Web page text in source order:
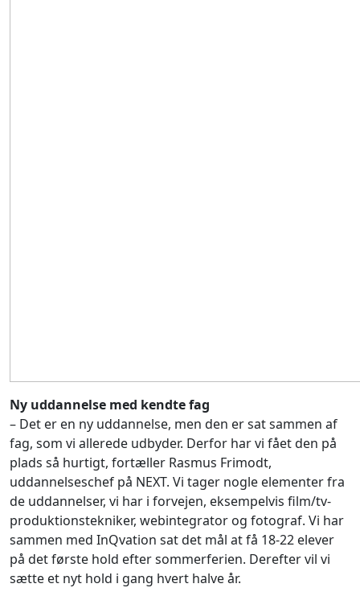
Ny uddannelse med kendte fag
– Det er en ny uddannelse, men den er sat sammen af
fag, som vi allerede udbyder. Derfor har vi fået den på
plads så hurtigt, fortæller Rasmus Frimodt,
uddannelseschef på NEXT. Vi tager nogle elementer fra
de uddannelser, vi har i forvejen, eksempelvis film/tv-
produktionstekniker, webintegrator og fotograf. Vi har
sammen med InQvation sat det mål at få 18-22 elever
på det første hold efter sommerferien. Derefter vil vi
sætte et nyt hold i gang hvert halve år.